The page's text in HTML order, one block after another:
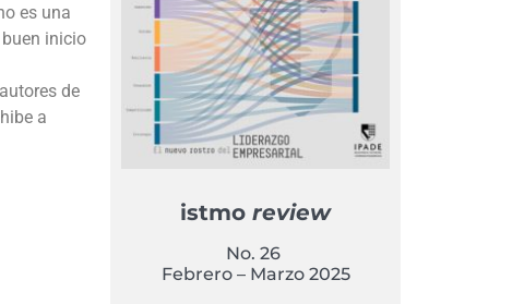
es una
inicio
de
a
istmoreview
No. 26
Febrero – Marzo 2025